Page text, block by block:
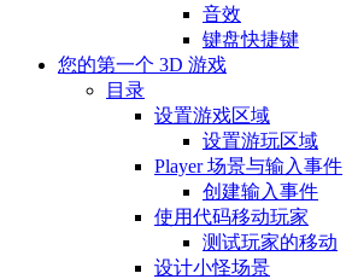
音效
键盘快捷键
您的第一个 3D 游戏
目录
设置游戏区域
设置游玩区域
Player 场景与输入事件
创建输入事件
使用代码移动玩家
测试玩家的移动
设计小怪场景